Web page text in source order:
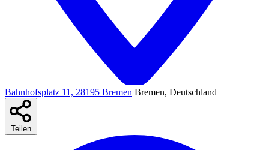
Bahnhofsplatz 11, 28195 Bremen Bremen, Deutschland
Teilen